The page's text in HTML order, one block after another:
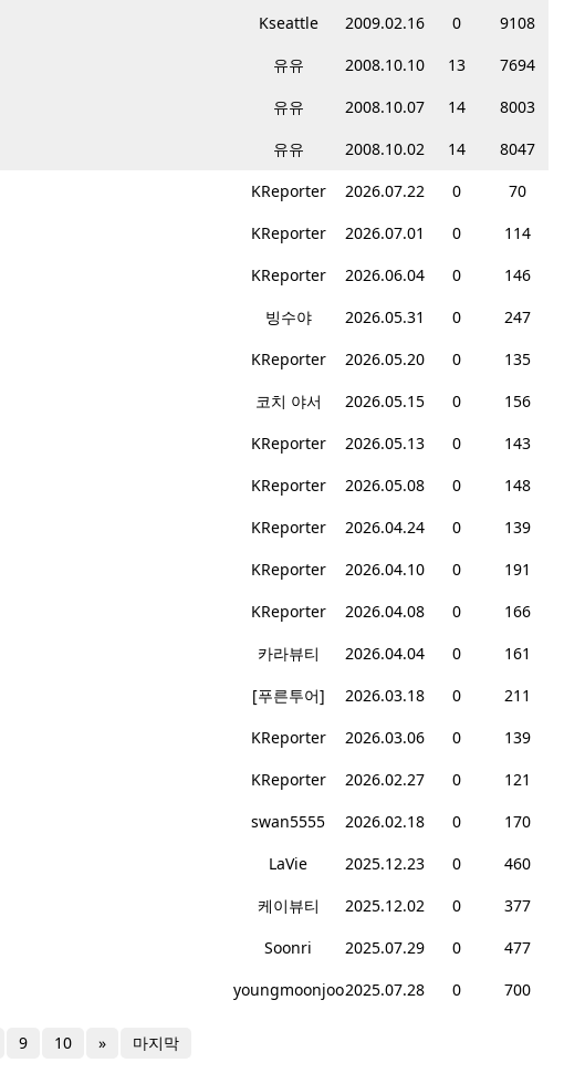
Kseattle 2009.02.16 0
9108
유유 2008.10.10 13
7694
유유 2008.10.07 14
8003
유유 2008.10.02 14
8047
KReporter 2026.07.22 0
70
KReporter 2026.07.01 0
114
KReporter 2026.06.04 0
146
빙수야 2026.05.31 0
247
KReporter 2026.05.20 0
135
코치 야서 2026.05.15 0
156
KReporter 2026.05.13 0
143
KReporter 2026.05.08 0
148
KReporter 2026.04.24 0
139
KReporter 2026.04.10 0
191
KReporter 2026.04.08 0
166
카라뷰티 2026.04.04 0
161
[푸른투어] 2026.03.18 0
211
KReporter 2026.03.06 0
139
KReporter 2026.02.27 0
121
swan5555 2026.02.18 0
170
LaVie 2025.12.23 0
460
케이뷰티 2025.12.02 0
377
Soonri 2025.07.29 0
477
youngmoonjoo2025.07.28 0 700
9 10 » 마지막